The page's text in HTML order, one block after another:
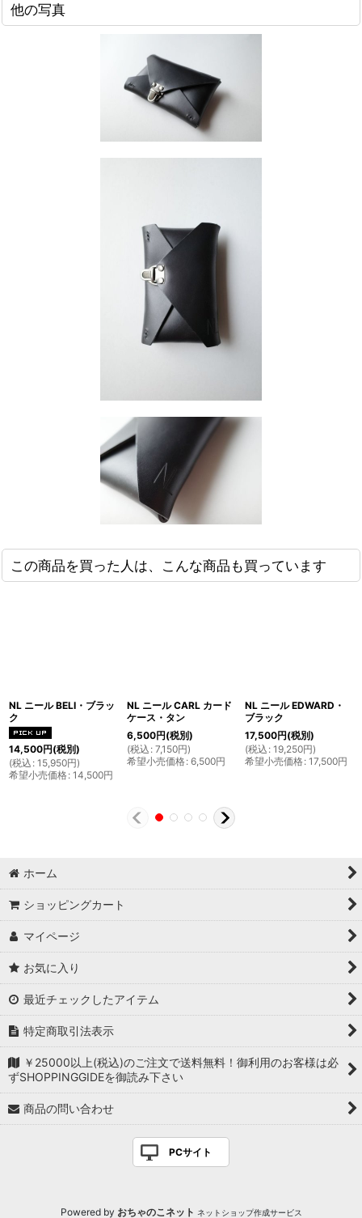
他の写真
この商品を買った人は、こんな商品も買っています
NL ニール BELI・ブラッ
ク
14,500円(税別)
(税込 : 15,950円)
希望小売価格: 14,500円
NL ニール CARL カード
ケース・タン
6,500円(税別)
(税込 : 7,150円)
希望小売価格: 6,500円
NL ニール EDWARD・
ブラック
17,500円(税別)
(税込 : 19,250円)
希望小売価格: 17,500円
ホーム
ショッピングカート
マイページ
お気に入り
最近チェックしたアイテム
特定商取引法表示
￥25000以上(税込)のご注文で送料無料！御利用のお客様は必
ずSHOPPINGGIDEを御読み下さい
商品の問い合わせ
PCサイト
Powered by おちゃのこネット ネットショップ作成サービス